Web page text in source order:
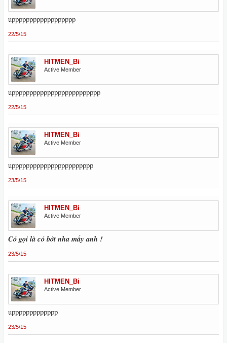
upppppppppppppppppp
22/5/15
HITMEN_Bi
Active Member
uppppppppppppppppppppppppp
22/5/15
HITMEN_Bi
Active Member
uppppppppppppppppppppppp
23/5/15
HITMEN_Bi
Active Member
Có gọi là có bớt nha mấy anh !
23/5/15
HITMEN_Bi
Active Member
uppppppppppppp
23/5/15